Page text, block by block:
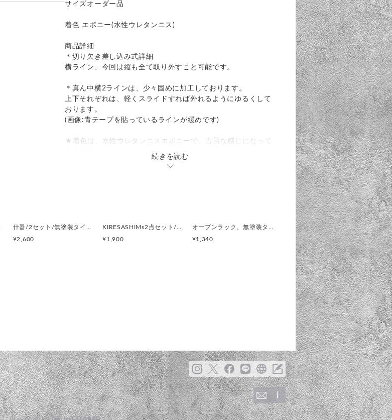
サイズオーダー品
着色 エボニー(水性ウレタンニス)
商品詳細
＊切り欠き差し込み式詳細
横ライン、今回は縦も全て取り外すこと可能です。
＊真ん中横2ラインは、少々固めに加工しております。
上下それぞれは、軽くスライドすれば外れるようにゆるくして
おります。
(画像:青テープを貼っているラインが緩めです)
★着色は、水性ウレタンニスエボニーで、古風な感じになって
更に、最後に水性ウレタン艶消しニスで仕上げました。
続きを読む
¥2,600
¥1,900
¥1,340